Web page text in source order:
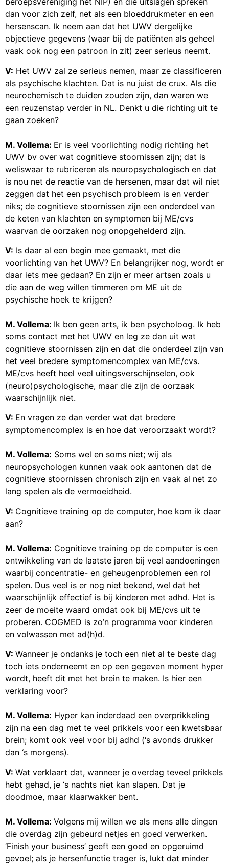
dan voor zich zelf, net als een bloeddrukmeter en een
hersenscan. Ik neem aan dat het UWV dergelijke
objectieve gegevens (waar bij de patiënten als geheel
vaak ook nog een patroon in zit) zeer serieus neemt.
V: Het UWV zal ze serieus nemen, maar ze classificeren
als psychische klachten. Dat is nu juist de crux. Als die
neurochemisch te duiden zouden zijn, dan waren we
een reuzenstap verder in NL. Denkt u die richting uit te
gaan zoeken?
M. Vollema: Er is veel voorlichting nodig richting het
UWV bv over wat cognitieve stoornissen zijn; dat is
weliswaar te rubriceren als neuropsychologisch en dat
is nou net de reactie van de hersenen, maar dat wil niet
zeggen dat het een psychisch probleem is en verder
niks; de cognitieve stoornissen zijn een onderdeel van
de keten van klachten en symptomen bij ME/cvs
waarvan de oorzaken nog onopgehelderd zijn.
V: Is daar al een begin mee gemaakt, met die
voorlichting van het UWV? En belangrijker nog, wordt er
daar iets mee gedaan? En zijn er meer artsen zoals u
die aan de weg willen timmeren om ME uit de
psychische hoek te krijgen?
M. Vollema: Ik ben geen arts, ik ben psycholoog. Ik heb
soms contact met het UWV en leg ze dan uit wat
cognitieve stoornissen zijn en dat die onderdeel zijn van
het veel bredere symptomencomplex van ME/cvs.
ME/cvs heeft heel veel uitingsverschijnselen, ook
(neuro)psychologische, maar die zijn de oorzaak
waarschijnlijk niet.
V: En vragen ze dan verder wat dat bredere
symptomencomplex is en hoe dat veroorzaakt wordt?
M. Vollema: Soms wel en soms niet; wij als
neuropsychologen kunnen vaak ook aantonen dat de
cognitieve stoornissen chronisch zijn en vaak al net zo
lang spelen als de vermoeidheid.
V: Cognitieve training op de computer, hoe kom ik daar
aan?
M. Vollema: Cognitieve training op de computer is een
ontwikkeling van de laatste jaren bij veel aandoeningen
waarbij concentratie- en geheugenproblemen een rol
spelen. Dus veel is er nog niet bekend, wel dat het
waarschijnlijk effectief is bij kinderen met adhd. Het is
zeer de moeite waard omdat ook bij ME/cvs uit te
proberen. COGMED is zo’n programma voor kinderen
en volwassen met ad(h)d.
V: Wanneer je ondanks je toch een niet al te beste dag
toch iets onderneemt en op een gegeven moment hyper
wordt, heeft dit met het brein te maken. Is hier een
verklaring voor?
M. Vollema: Hyper kan inderdaad een overprikkeling
zijn na een dag met te veel prikkels voor een kwetsbaar
brein; komt ook veel voor bij adhd (‘s avonds drukker
dan ‘s morgens).
V: Wat verklaart dat, wanneer je overdag teveel prikkels
hebt gehad, je ‘s nachts niet kan slapen. Dat je
doodmoe, maar klaarwakker bent.
M. Vollema: Volgens mij willen we als mens alle dingen
die overdag zijn gebeurd netjes en goed verwerken.
‘Finish your business’ geeft een goed en opgeruimd
gevoel; als je hersenfunctie trager is, lukt dat minder